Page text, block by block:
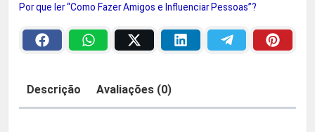
r
9
r
A
m
o
Por que ler “Como Fazer Amigos e Influenciar Pessoas”?
Descrição Avaliações (0)